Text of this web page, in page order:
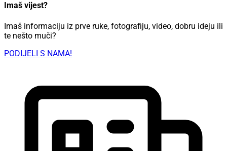
Imaš vijest?
Imaš informaciju iz prve ruke, fotografiju, video, dobru ideju ili
te nešto muči?
PODIJELI S NAMA!